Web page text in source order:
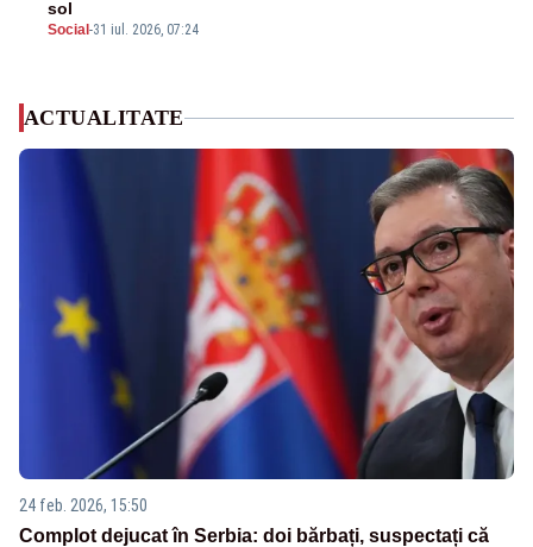
Social -31 iul. 2026, 07:24
sol
ACTUALITATE
24 feb. 2026, 15:50
Complot dejucat în Serbia: doi bărbați, suspectați că